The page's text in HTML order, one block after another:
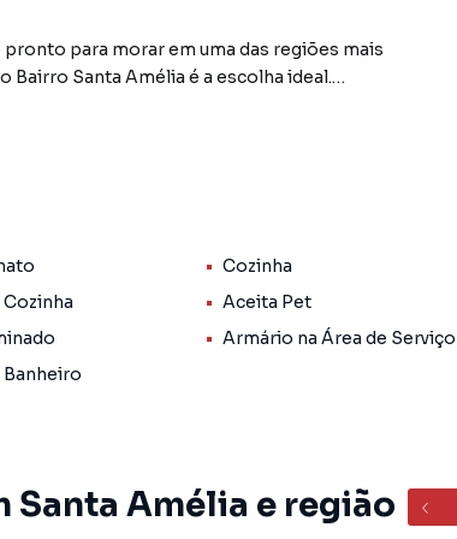
para morar em uma das regiões mais
Bairro Santa Amélia é a escolha ideal.
padrão
familiares e amigos
funcional
acesso rápido a supermercados, restaurantes,
Santa Amélia, em Belo Horizonte. Não encontrou o
Cozinha
Aceita Pet
Armário na Área de Serviço
Santa Amélia e região